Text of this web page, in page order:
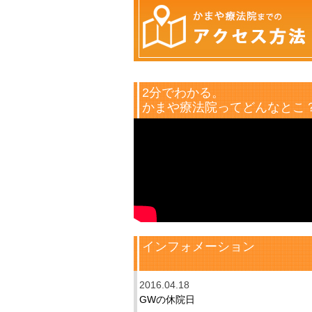
2分でわかる。
かまや療法院ってどんなとこ
インフォメーション
2016.04.18
GWの休院日